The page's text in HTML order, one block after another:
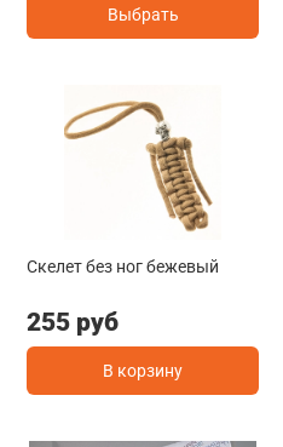
Выбрать
Скелет без ног бежевый
255 руб
В корзину